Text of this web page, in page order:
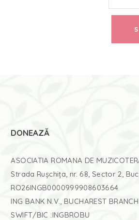
DONEAZĂ
ASOCIATIA ROMANA DE
Strada Rușchița, nr. 68, Sector 2,
RO26INGB0000999908603664
ING BANK N.V., BUCHAREST BRANCH
SWIFT/BIC :INGBROBU